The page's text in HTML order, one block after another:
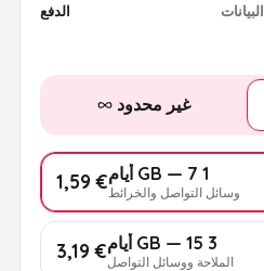
البيانات الدفع
غير محدود
1 GB — 7 أيام
وسائل التواصل والخرائط € 1,59
3 GB — 15 أيام
الملاحة ووسائل التواصل€ 3,19